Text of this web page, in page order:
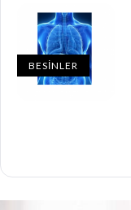
BESİNLER